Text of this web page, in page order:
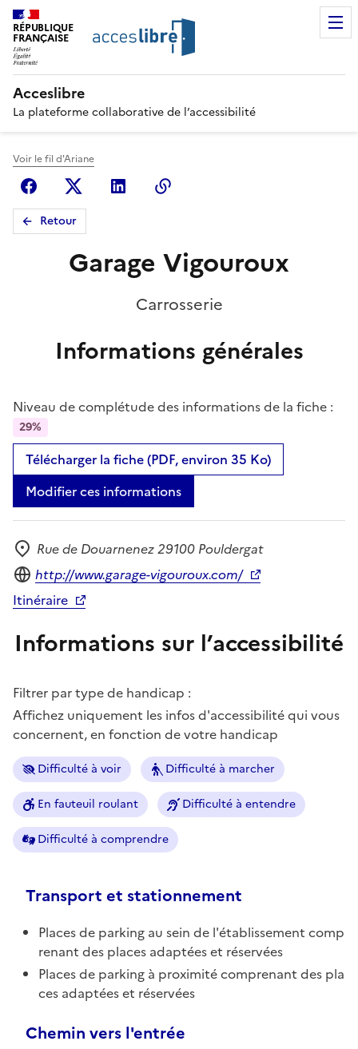
RÉPUBLIQUE
FRANÇAISE
Acceslibre
La plateforme collaborative de l’accessibilité
Voir le fil d'Ariane
FacebookX (anciennement Twitter)
Linkedin
Retour
Garage Vigouroux
Carrosserie
Informations générales
Niveau de complétude des informations de la fiche :
29%
Télécharger la fiche (PDF, environ 35 Ko)
Modifier ces informations
Adresse
Rue de Douarnenez 29100 Pouldergat
Site internet
http://www.garage-vigouroux.com/
Itinéraire
Informations sur l’accessibilité
Filtrer par type de handicap :
Affichez uniquement les infos d'accessibilité qui vous
concernent, en fonction de votre handicap
Difficulté à voir Difficulté à marcher
En fauteuil roulant Difficulté à entendre
Difficulté à comprendre
Transport et stationnement
Places de parking au sein de l'établissement comp
renant des places adaptées et réservées
Places de parking à proximité comprenant des pla
ces adaptées et réservées
Chemin vers l'entrée